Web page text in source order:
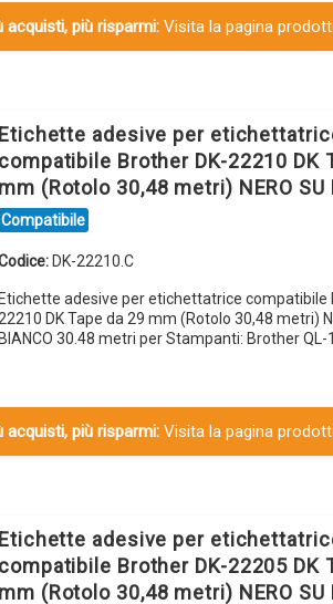
acquisti, più risparmi:Visita la pagina
Etichette adesive per
compatibile Brother DK-22210 DK
mm (Rotolo 30,48 metri) NERO SU
Compatibile
DK-22210.C
adesive per etichettatrice compatibile
22210 DK Tape da 29 mm (Rotolo 30,48 metri)
30.48 metri per Stampanti: Brother QL-
acquisti, più risparmi:Visita la pagina
Etichette adesive per
compatibile Brother DK-22205 DK
mm (Rotolo 30,48 metri) NERO SU